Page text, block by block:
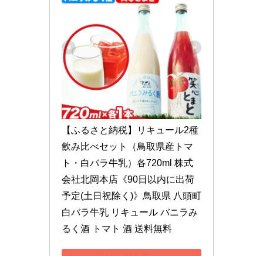
【ふるさと納税】リキュール2種
飲み比べセット（鳥取県産トマ
ト・白バラ牛乳）各720ml 株式
会社北岡本店《90日以内に出荷
予定(土日祝除く)》鳥取県 八頭町
白バラ牛乳 リキュール バニラみ
るく酒 トマト 酒 送料無料